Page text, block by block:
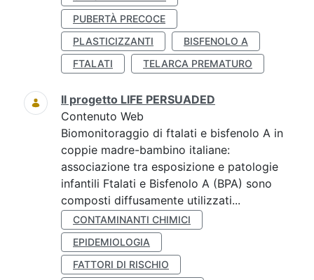
PUBERTÀ PRECOCE
PLASTICIZZANTI
BISFENOLO A
FTALATI
TELARCA PREMATURO
Il progetto LIFE PERSUADED
Contenuto Web
Biomonitoraggio di ftalati e bisfenolo A in
coppie madre-bambino italiane:
associazione tra esposizione e patologie
infantili Ftalati e Bisfenolo A (BPA) sono
composti diffusamente utilizzati...
CONTAMINANTI CHIMICI
EPIDEMIOLOGIA
FATTORI DI RISCHIO